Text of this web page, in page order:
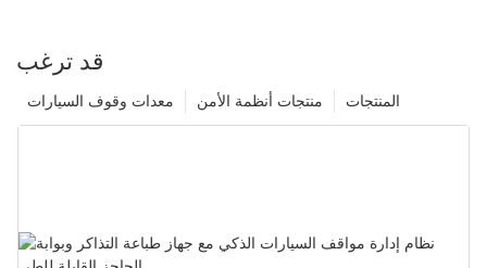
قد ترغب
المنتجات منتجات أنظمة الأمن معدات وقوف السيارات